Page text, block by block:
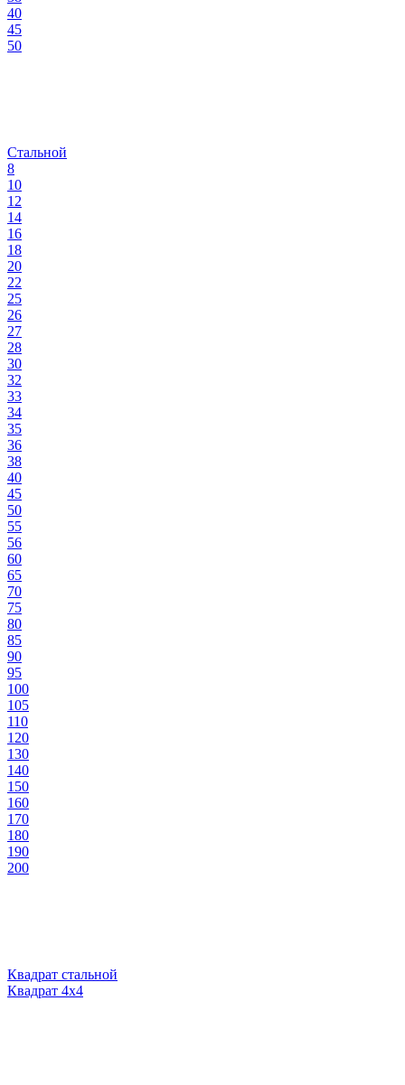
40
45
50
Стальной
8
10
12
14
16
18
20
22
25
26
27
28
30
32
33
34
35
36
38
40
45
50
55
56
60
65
70
75
80
85
90
95
100
105
110
120
130
140
150
160
170
180
190
200
Квадрат стальной
Квадрат 4х4